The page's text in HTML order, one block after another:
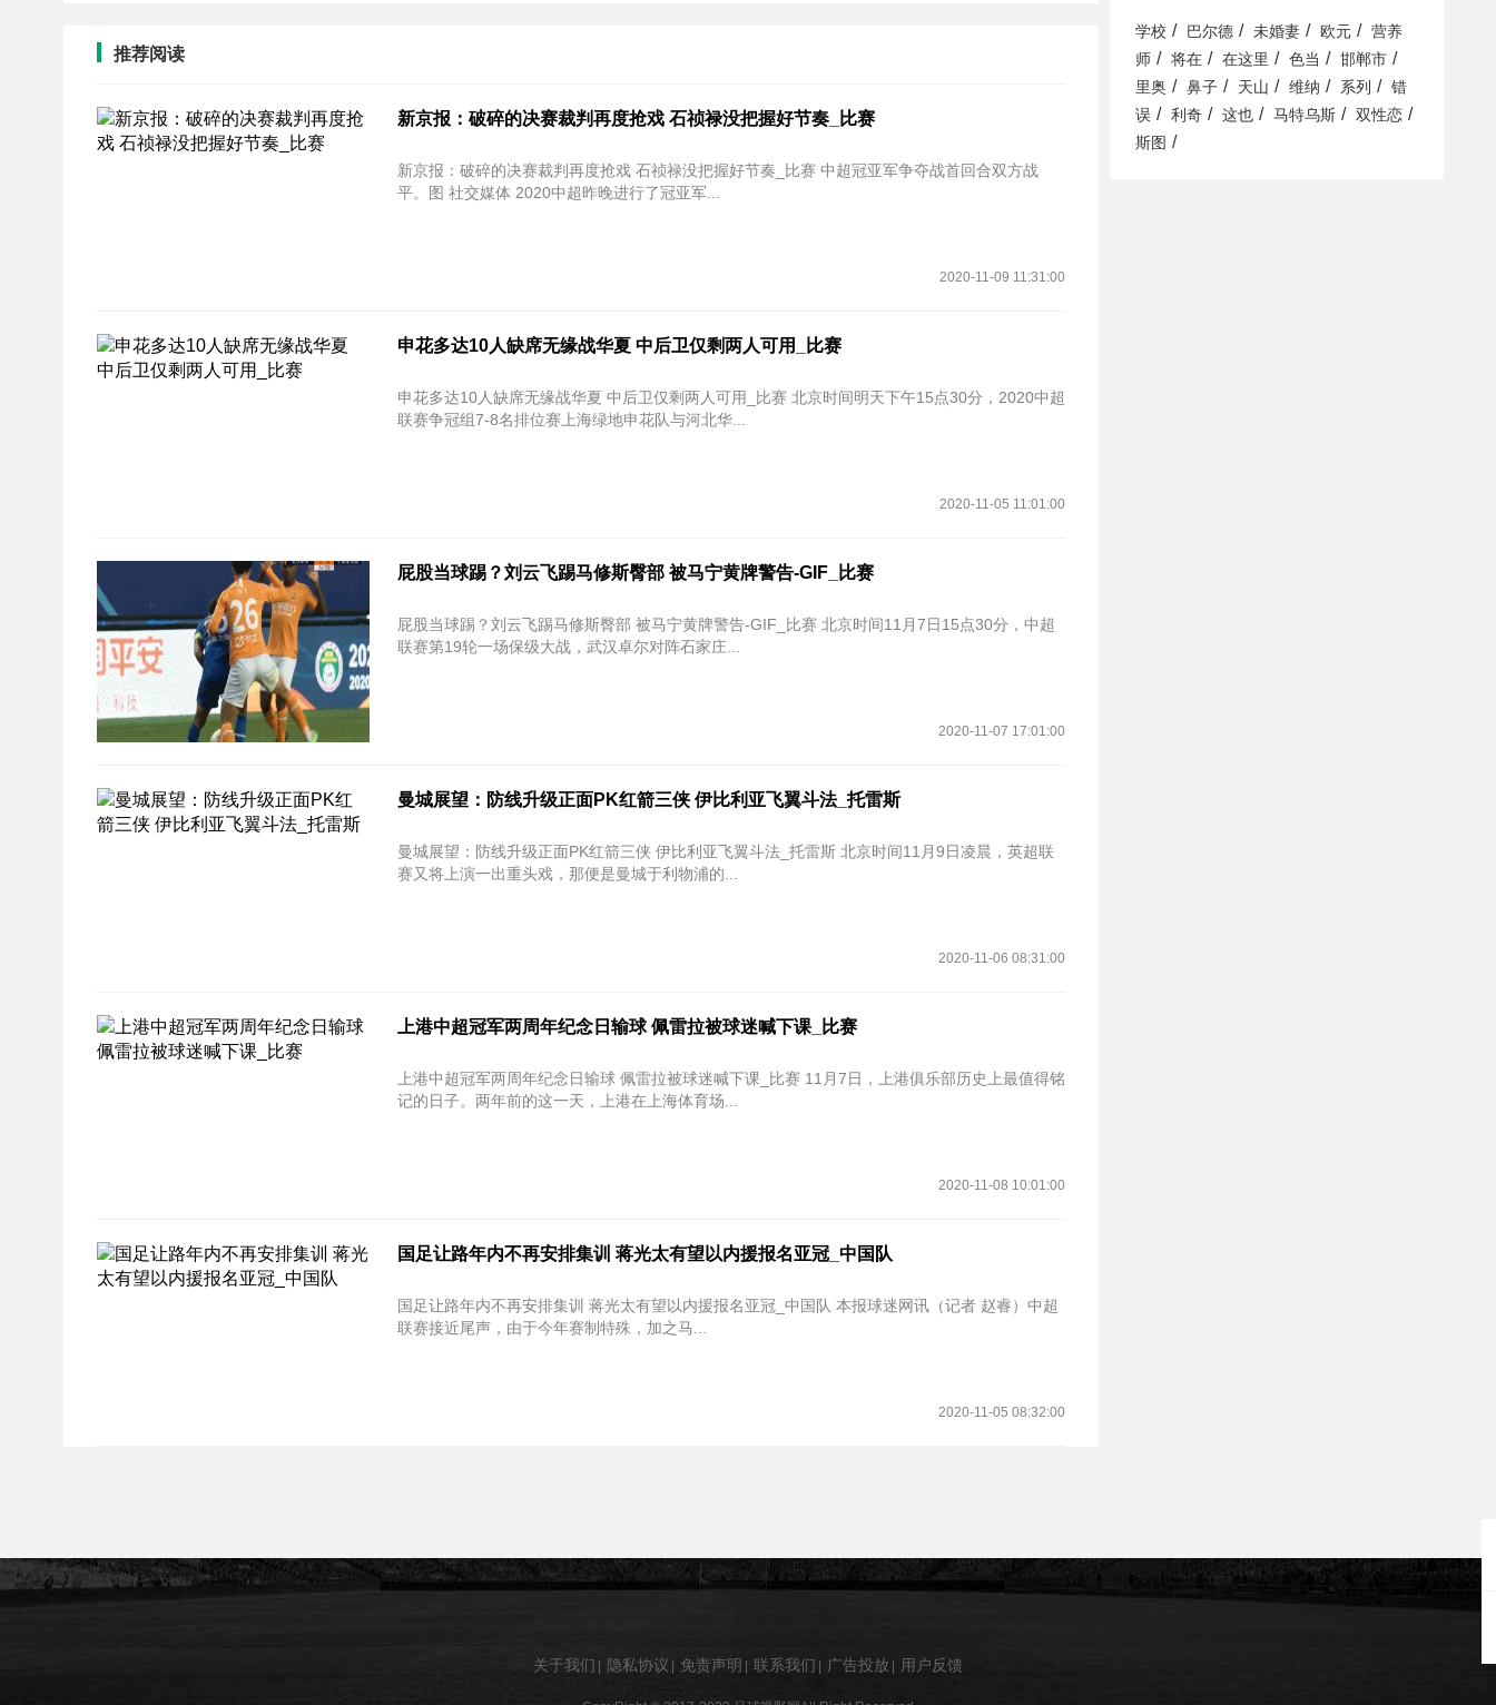
推荐阅读
新京报：破碎的决赛裁判再度抢戏 石祯禄没把握好节奏_比赛
新京报：破碎的决赛裁判再度抢戏 石祯禄没把握好节奏_比赛 中超冠亚军争夺战首回合双方战
平。图 社交媒体 2020中超昨晚进行了冠亚军...
2020-11-09 11:31:00
申花多达10人缺席无缘战华夏 中后卫仅剩两人可用_比赛
申花多达10人缺席无缘战华夏 中后卫仅剩两人可用_比赛 北京时间明天下午15点30分，2020中超
联赛争冠组7-8名排位赛上海绿地申花队与河北华...
2020-11-05 11:01:00
屁股当球踢？刘云飞踢马修斯臀部 被马宁黄牌警告-GIF_比赛
屁股当球踢？刘云飞踢马修斯臀部 被马宁黄牌警告-GIF_比赛 北京时间11月7日15点30分，中超
联赛第19轮一场保级大战，武汉卓尔对阵石家庄...
2020-11-07 17:01:00
曼城展望：防线升级正面PK红箭三侠 伊比利亚飞翼斗法_托雷斯
曼城展望：防线升级正面PK红箭三侠 伊比利亚飞翼斗法_托雷斯 北京时间11月9日凌晨，英超联
赛又将上演一出重头戏，那便是曼城于利物浦的...
2020-11-06 08:31:00
上港中超冠军两周年纪念日输球 佩雷拉被球迷喊下课_比赛
上港中超冠军两周年纪念日输球 佩雷拉被球迷喊下课_比赛 11月7日，上港俱乐部历史上最值得铭
记的日子。两年前的这一天，上港在上海体育场...
2020-11-08 10:01:00
国足让路年内不再安排集训 蒋光太有望以内援报名亚冠_中国队
国足让路年内不再安排集训 蒋光太有望以内援报名亚冠_中国队 本报球迷网讯（记者 赵睿）中超
联赛接近尾声，由于今年赛制特殊，加之马...
2020-11-05 08:32:00
学校 / 巴尔德 / 未婚妻 / 欧元 /
营养
师 / 将在 / 在这里 / 色当 / 邯郸市 /
里奥 / 鼻子 / 天山 / 维纳 / 系列 /
错
误 / 利奇 / 这也 / 马特乌斯 / 双性恋 /
斯图 /
关于我们 隐私协议 免责声明 联系我们 广告投放 用户反馈